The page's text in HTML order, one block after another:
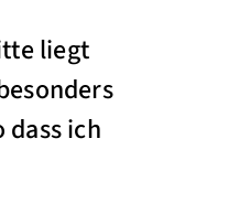
liegt
ich